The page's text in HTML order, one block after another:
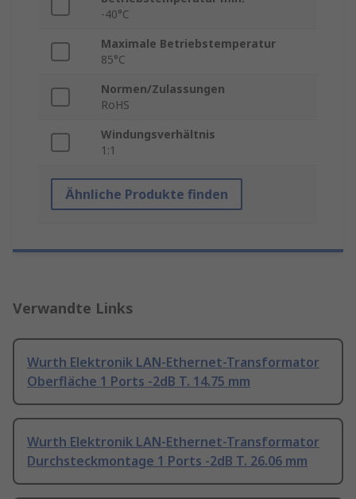
-40°C
Maximale Betriebstemperatur
85°C
Normen/Zulassungen
RoHS
Windungsverhältnis
1:1
Ähnliche Produkte finden
Verwandte Links
Wurth Elektronik LAN-Ethernet-Transformator
Oberfläche 1 Ports -2dB T. 14.75 mm
Wurth Elektronik LAN-Ethernet-Transformator
Durchsteckmontage 1 Ports -2dB T. 26.06 mm